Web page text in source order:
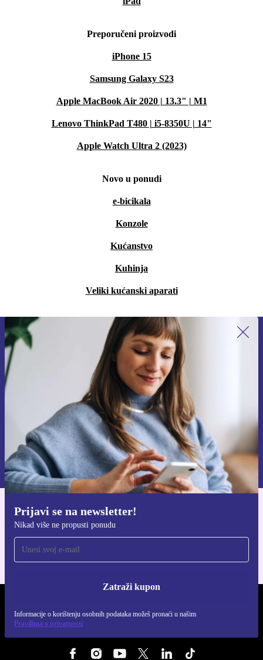
Preporučeni proizvodi
iPhone 15
Samsung Galaxy S23
Apple MacBook Air 2020 | 13.3" | M1
Lenovo ThinkPad T480 | i5-8350U | 14"
Apple Watch Ultra 2 (2023)
Novo u ponudi
e-bicikala
Konzole
Kućanstvo
Kuhinja
Veliki kućanski aparati
Prijavi se na newsletter!
Nikad više ne propusti ponudu
Zatraži kupon
Informacije o korištenju osobnih podataka možeš pronaći u našim
Pravilima o privatnosti
Prijavi se na newsletter!
Nikad više ne propusti ponudu.
Zatraži kupon
Informacije o korištenju osobnih podataka možeš pronaći u našim
Pravilima privatnosti.
Preuzmi refurbed aplikaciju
Za iOS i Android